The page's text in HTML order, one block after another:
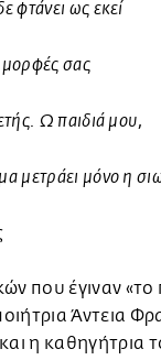
φτάνει ως εκεί
μορφές σας
Ω παιδιά μου,
μετράει μόνο η
που έγιναν
Άντεια
η καθηγήτρια